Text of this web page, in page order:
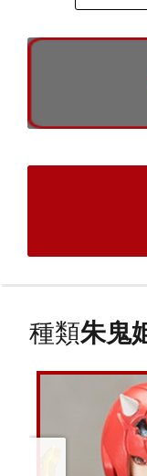
種類朱鬼